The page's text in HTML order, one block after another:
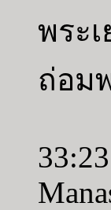
พระ
ถ่อม